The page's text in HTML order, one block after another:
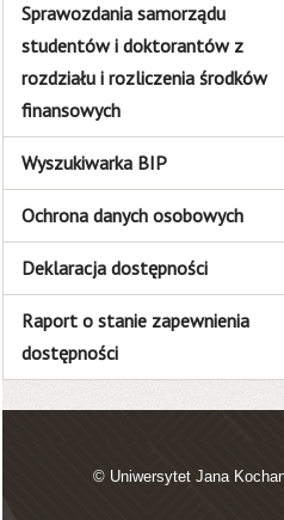
Sprawozdania samorządu
studentów i doktorantów z
rozdziału i rozliczenia środków
finansowych
Wyszukiwarka BIP
Ochrona danych osobowych
Deklaracja dostępności
Raport o stanie zapewnienia
dostępności
© Uniwersytet Jana